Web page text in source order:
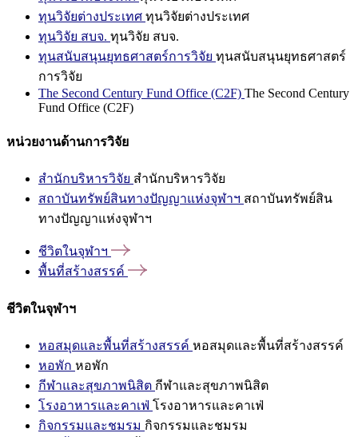
ทุนวิจัยต่างประเทศ ทุนวิจัยต่างประเทศ
ทุนวิจัย สบจ. ทุนวิจัย สบจ.
ทุนสนับสนุนยุทธศาสตร์การวิจัย ทุนสนับสนุนยุทธศาสตร์
การวิจัย
The Second Century Fund Office (C2F) The Second Century
Fund Office (C2F)
หน่วยงานด้านการวิจัย
สำนักบริหารวิจัย สำนักบริหารวิจัย
สถาบันทรัพย์สินทางปัญญาแห่งจุฬาฯ สถาบันทรัพย์สิน
ทางปัญญาแห่งจุฬาฯ
ชีวิตในจุฬาฯ
พื้นที่สร้างสรรค์
ชีวิตในจุฬาฯ
หอสมุดและพื้นที่สร้างสรรค์ หอสมุดและพื้นที่สร้างสรรค์
หอพัก หอพัก
กีฬาและสุขภาพนิสิต กีฬาและสุขภาพนิสิต
โรงอาหารและคาเฟ่ โรงอาหารและคาเฟ่
กิจกรรมและชมรม กิจกรรมและชมรม